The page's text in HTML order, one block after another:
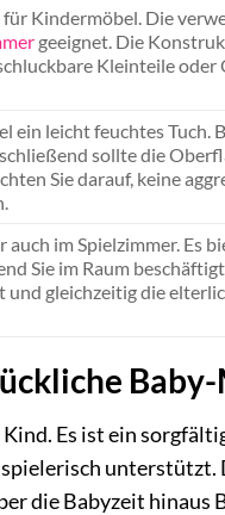
Kindermöbel. Die
geeignet. Die
Kleinteile oder
ein leicht feuchtes Tuch.
sollte die
Sie darauf, keine
im Spielzimmer. Es
Sie im Raum
und gleichzeitig die
Es ist ein
die Babyzeit hinaus